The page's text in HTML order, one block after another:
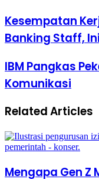
Kesempatan
Kerja
di
General
Banking
Staff,
Syaratnya
Kesempatan
Banking Staff,
IBM
Pangkas
Pekerja
Divisi
Pemasaran
Komunikasi
IBM Pangkas
Komunikasi
Related Articles
Mengapa Gen Z